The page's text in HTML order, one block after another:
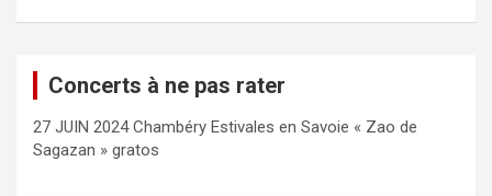
Concerts à ne pas rater
27 JUIN 2024 Chambéry Estivales en Savoie « Zao de
Sagazan » gratos